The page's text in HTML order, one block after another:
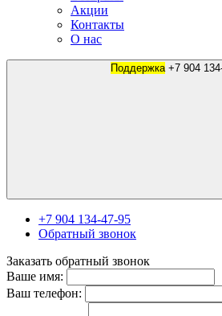
Акции
Контакты
О нас
Поддержка
+7 904 134-47-95
Обратный звонок
Заказать обратный звонок
Ваше имя:
Ваш телефон: